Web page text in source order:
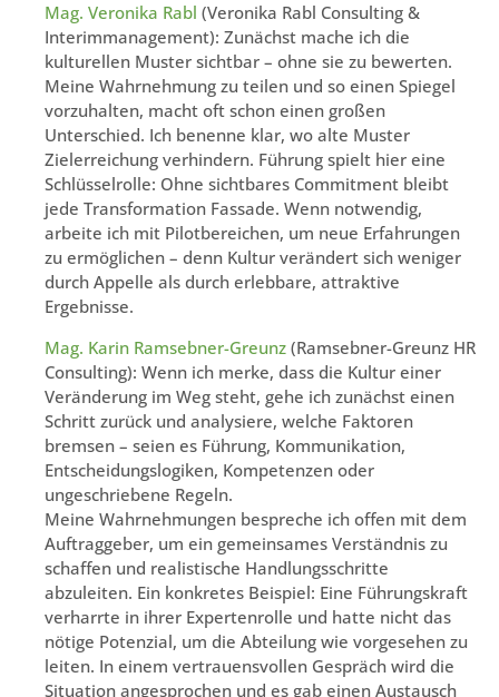
Mag. Veronika Rabl (Veronika Rabl Consulting &
Interimmanagement): Zunächst mache ich die
kulturellen Muster sichtbar – ohne sie zu bewerten.
Meine Wahrnehmung zu teilen und so einen Spiegel
vorzuhalten, macht oft schon einen großen
Unterschied. Ich benenne klar, wo alte Muster
Zielerreichung verhindern. Führung spielt hier eine
Schlüsselrolle: Ohne sichtbares Commitment bleibt
jede Transformation Fassade. Wenn notwendig,
arbeite ich mit Pilotbereichen, um neue Erfahrungen
zu ermöglichen – denn Kultur verändert sich weniger
durch Appelle als durch erlebbare, attraktive
Ergebnisse.
Mag. Karin Ramsebner-Greunz (Ramsebner-Greunz HR
Consulting): Wenn ich merke, dass die Kultur einer
Veränderung im Weg steht, gehe ich zunächst einen
Schritt zurück und analysiere, welche Faktoren
bremsen – seien es Führung, Kommunikation,
Entscheidungslogiken, Kompetenzen oder
ungeschriebene Regeln.
Meine Wahrnehmungen bespreche ich offen mit dem
Auftraggeber, um ein gemeinsames Verständnis zu
schaffen und realistische Handlungsschritte
abzuleiten. Ein konkretes Beispiel: Eine Führungskraft
verharrte in ihrer Expertenrolle und hatte nicht das
nötige Potenzial, um die Abteilung wie vorgesehen zu
leiten. In einem vertrauensvollen Gespräch wird die
Situation angesprochen und es gab einen Austausch